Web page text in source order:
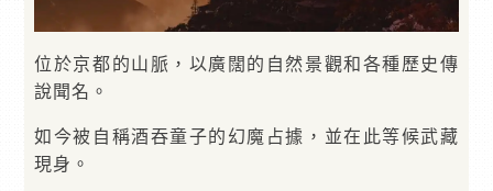
位於京都的山脈，以廣闊的自然景觀和各種歷史傳
說聞名。
如今被自稱酒吞童子的幻魔占據，並在此等候武藏
現身。